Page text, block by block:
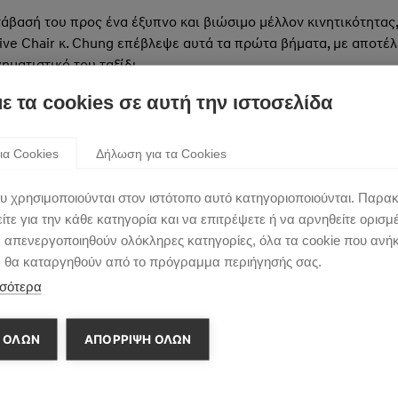
τα cookies σε αυτή την ιστοσελίδα
Cookies Δήλωση για τα Cookies
στον ιστότοπο αυτό κατηγοριοποιούνται.
για την κάθε κατηγορία και να επιτρέψετε ή να αρνηθείτε
ολόκληρες κατηγορίες, όλα τα cookie που
θα καταργηθούν από το πρόγραμμα περιήγησής σας.
ΟΛΩΝ ΑΠΌΡΡΙΨΗ ΌΛΩΝ
του προς ένα έξυπνο και βιώσιμο μέλλον
Chair κ. Chung επέβλεψε αυτά τα πρώτα βήματα, με
του ταξίδι.
από πολλές άλλες διακρίσεις του κλάδου,
ως «Πρόσωπο της Χρονιάς» το 2023 και «Οραματιστής της
του Newsweek. Βραβεύτηκε επίσης με το κορυφαίο
Chair Hyundai Motor Group
Motor Group
Motor Group
Company